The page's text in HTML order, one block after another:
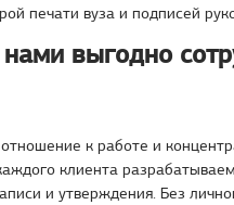
печати вуза и подписей
выгодно
к работе и
клиента
и утверждения. Без